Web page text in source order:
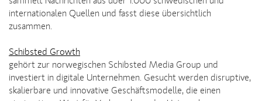
internationalen Quellen und fasst diese übersichtlich
zusammen.
Schibsted Growth
gehört zur norwegischen Schibsted Media Group und
investiert in digitale Unternehmen. Gesucht werden disruptive,
skalierbare und innovative Geschäftsmodelle, die einen